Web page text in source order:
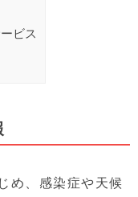
ビス
め、感染症や天候